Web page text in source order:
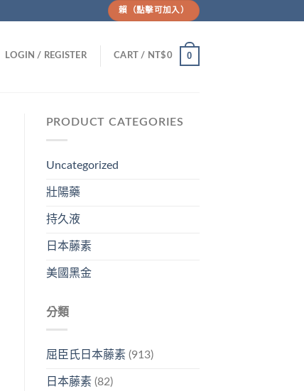
賴（點擊可加入）
LOGIN / REGISTER CART / NT$0 0
PRODUCT CATEGORIES
Uncategorized
壯陽藥
持久液
日本藤素
美國黑金
分類
屈臣氏日本藤素(913)
日本藤素(82)